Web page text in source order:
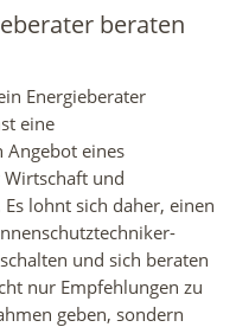
beraten
Energieberater
eine
Angebot eines
und
lohnt sich daher, einen
und sich beraten
nur Empfehlungen zu
geben, sondern